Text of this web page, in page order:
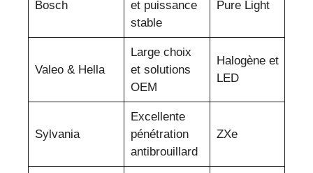
Bosch
et puissance
stable
Pure Light
Valeo & Hella
Large choix
et solutions
OEM
Halogène et
LED
Sylvania
Excellente
pénétration
antibrouillard
ZXe